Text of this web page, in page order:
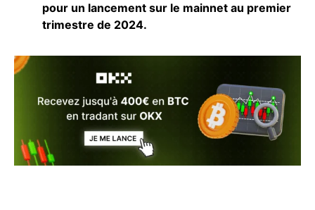
pour un lancement sur le mainnet au premier
trimestre de 2024.